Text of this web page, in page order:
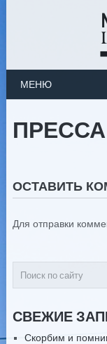
МЕНЮ
ПРЕССА
ОСТАВИТЬ
Для отправки
СВЕЖИЕ
Скорбим и